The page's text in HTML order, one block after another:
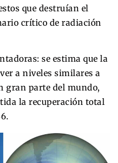
que destruían el
crítico de radiación
se estima que la
a niveles similares a
gran parte del mundo,
la recuperación total